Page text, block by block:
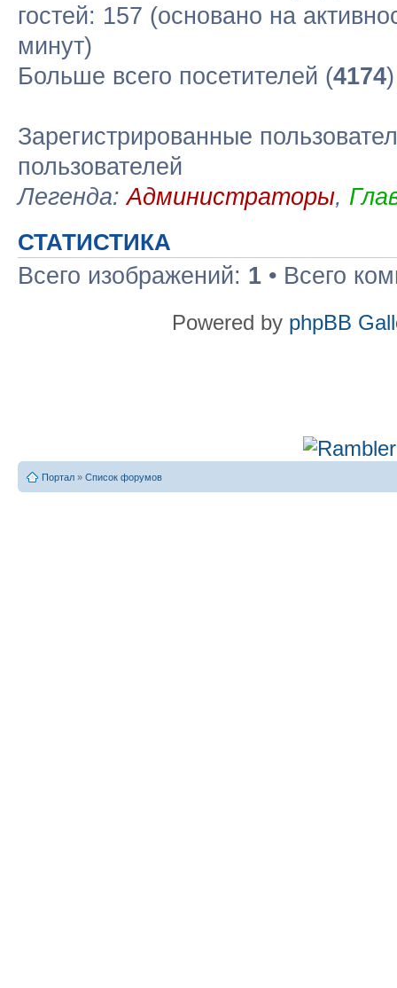
гостей: 157 (основано на
минут)
Больше всего посетителей (4174
Зарегистрированные
пользователей
Легенда:Администраторы,
СТАТИСТИКА
Всего изображений: 1 • Всего
Powered by phpBB
Портал » Список форумов